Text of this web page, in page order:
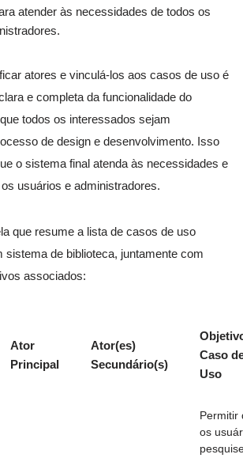
atender às necessidades de todos os
atores e vinculá-los aos casos de uso é
e completa da funcionalidade do
todos os interessados sejam
de design e desenvolvimento. Isso
o sistema final atenda às necessidades e
usuários e administradores.
que resume a lista de casos de uso
sistema de biblioteca, juntamente com
associados:
Ator
Principal
Ator(es)
Secundário(s)
Caso
Uso
Permitir
os